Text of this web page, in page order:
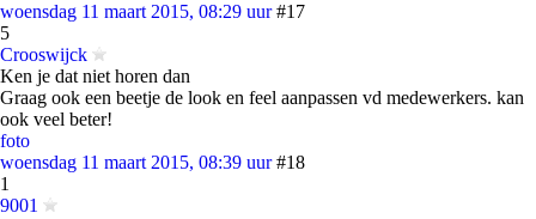
woensdag 11 maart 2015, 08:29 uur #17
5
Crooswijck
Ken je dat niet horen dan
Graag ook een beetje de look en feel aanpassen vd medewerkers. kan
ook veel beter!
foto
woensdag 11 maart 2015, 08:39 uur #18
1
9001